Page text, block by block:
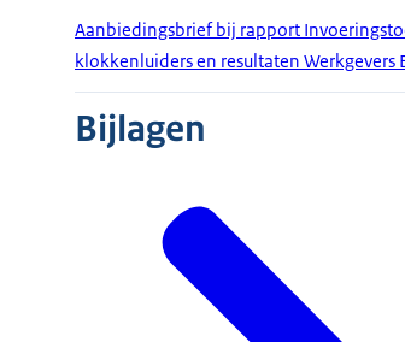
Aanbiedingsbrief bij rapport
klokkenluiders en resultaten Werkgevers
Bijlagen